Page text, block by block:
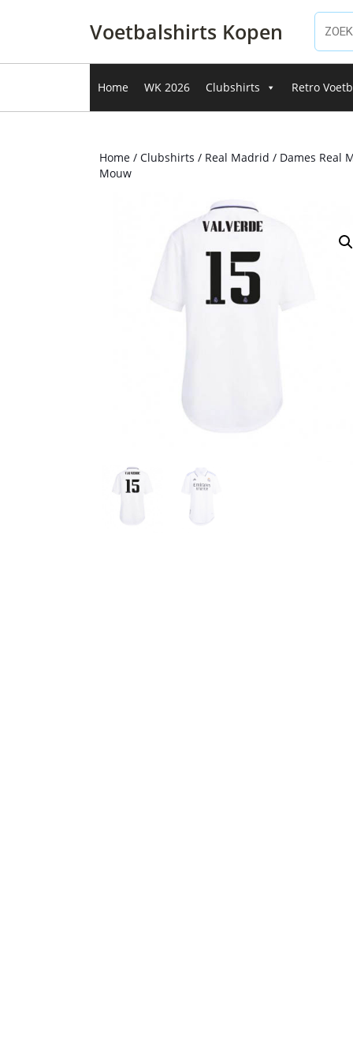
inhoud
Voetbalshirts Kopen
Home WK 2026 Clubshirts Retro
Home / Clubshirts / Real Madrid / Dames Real
Mouw